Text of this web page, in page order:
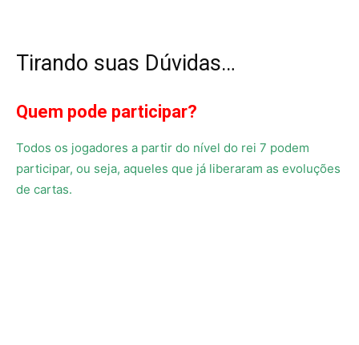
Tirando suas Dúvidas…
Quem pode participar?
Todos os jogadores a partir do nível do rei 7 podem
participar, ou seja, aqueles que já liberaram as evoluções
de cartas.